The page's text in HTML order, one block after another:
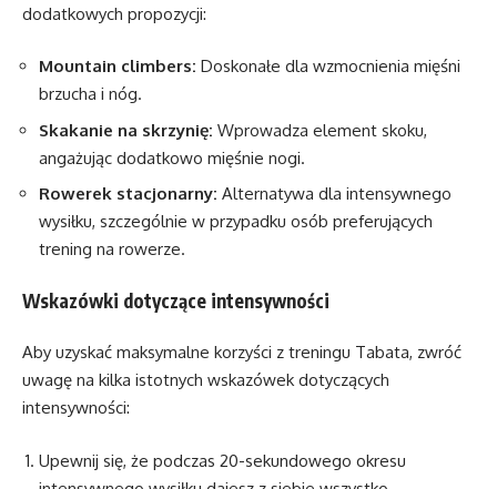
dodatkowych propozycji:
Mountain climbers: Doskonałe dla wzmocnienia mięśni
brzucha i nóg.
Skakanie na skrzynię: Wprowadza element skoku,
angażując dodatkowo mięśnie nogi.
Rowerek stacjonarny: Alternatywa dla intensywnego
wysiłku, szczególnie w przypadku osób preferujących
trening na rowerze.
Wskazówki dotyczące intensywności
Aby uzyskać maksymalne korzyści z treningu Tabata, zwróć
uwagę na kilka istotnych wskazówek dotyczących
intensywności:
Upewnij się, że podczas 20-sekundowego okresu